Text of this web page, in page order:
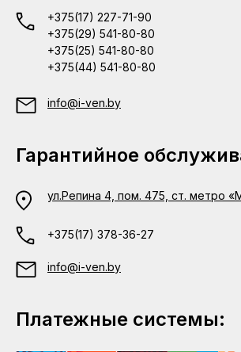
+375(17) 227-71-90
+375(29) 541-80-80
+375(25) 541-80-80
+375(44) 541-80-80
info@i-ven.by
Гарантийное
ул.Репина 4, пом. 475, ст. метро
+375(17) 378-36-27
info@i-ven.by
Платежные системы: